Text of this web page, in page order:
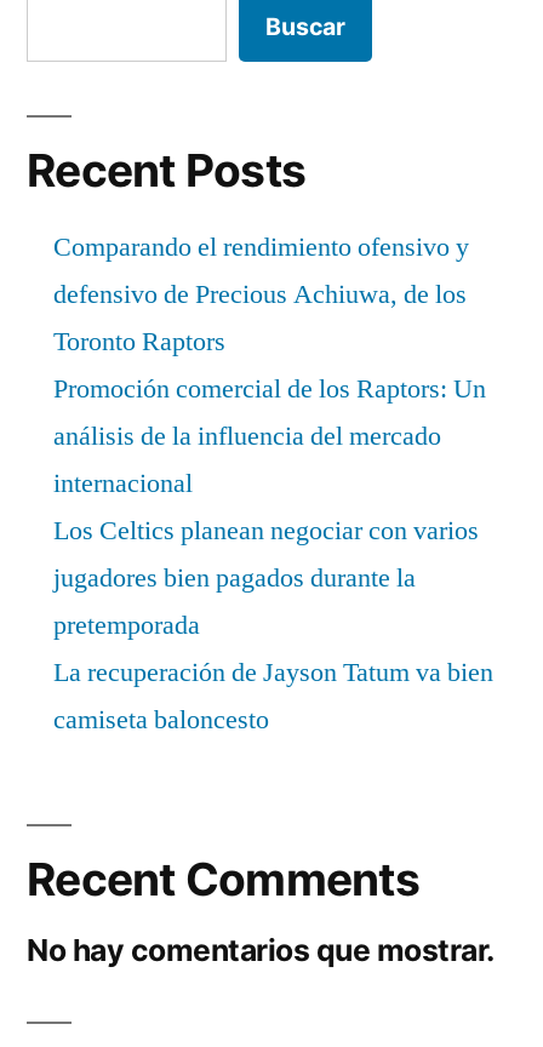
Buscar
Recent Posts
Comparando el rendimiento ofensivo y
defensivo de Precious Achiuwa, de los
Toronto Raptors
Promoción comercial de los Raptors: Un
análisis de la influencia del mercado
internacional
Los Celtics planean negociar con varios
jugadores bien pagados durante la
pretemporada
La recuperación de Jayson Tatum va bien
camiseta baloncesto
Recent Comments
No hay comentarios que mostrar.